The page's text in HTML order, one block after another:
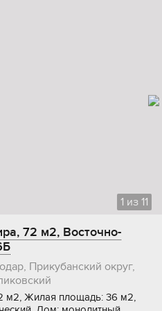
1 из 11
72 м2, Восточно-
Прикубанский округ,
м2, Жилая площадь: 36 м2,